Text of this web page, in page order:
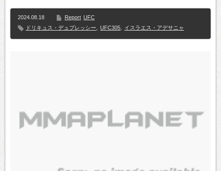
2024.08.18 Report UFC
ドリキュス・デュプレッシー
UFC305 イスラエス・アデサニャ